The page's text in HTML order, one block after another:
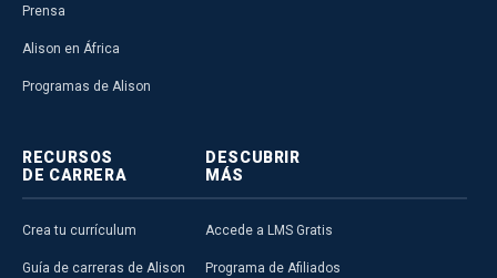
Prensa
Alison en África
Programas de Alison
RECURSOS
DE CARRERA
Crea tu currículum
Guía de carreras de Alison
DESCUBRIR
MÁS
Accede a LMS Gratis
Programa de Afiliados